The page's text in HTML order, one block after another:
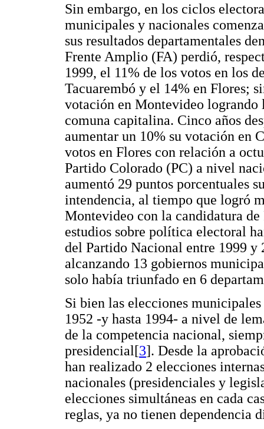
Sin embargo, en los ciclos
municipales y nacionales
sus resultados departamentales
Frente Amplio (FA) perdió,
1999, el 11% de los votos en los
Tacuarembó y el 14% en Flores;
votación en Montevideo
comuna capitalina. Cinco años
aumentar un 10% su votación en
votos en Flores con relación a
Partido Colorado (PC) a nivel
aumentó 29 puntos porcentuales
intendencia, al tiempo que logró
Montevideo con la candidatura
estudios sobre política electoral
del Partido Nacional entre 1999 y
alcanzando 13 gobiernos
solo había triunfado en 6
Si bien las elecciones
1952 -y hasta 1994- a nivel de
de la competencia nacional,
presidencial[3]. Desde la
han realizado 2 elecciones
nacionales (presidenciales y
elecciones simultáneas en cada
reglas, ya no tienen dependencia